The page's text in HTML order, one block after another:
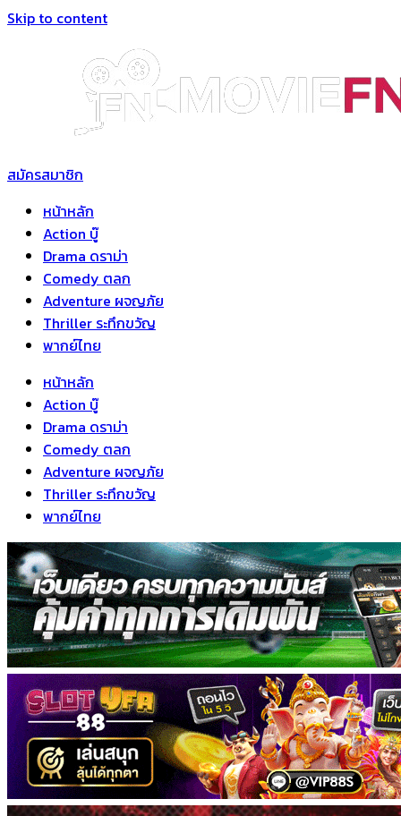
Skip to content
สมัครสมาชิก
หน้าหลัก
Action บู๊
Drama ดราม่า
Comedy ตลก
Adventure ผจญภัย
Thriller ระทึกขวัญ
พากย์ไทย
หน้าหลัก
Action บู๊
Drama ดราม่า
Comedy ตลก
Adventure ผจญภัย
Thriller ระทึกขวัญ
พากย์ไทย